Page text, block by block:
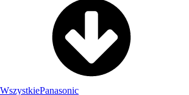
WszystkiePanasonic